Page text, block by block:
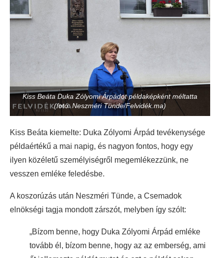
Kiss Beáta Duka Zólyomi Árpádot példaképként méltatta
(fotó: Neszméri Tünde/Felvidék.ma)
Kiss Beáta kiemelte: Duka Zólyomi Árpád tevékenysége
példaértékű a mai napig, és nagyon fontos, hogy egy
ilyen közéletű személyiségről megemlékezzünk, ne
vesszen emléke feledésbe.
A koszorúzás után Neszméri Tünde, a Csemadok
elnökségi tagja mondott zárszót, melyben így szólt:
„Bízom benne, hogy Duka Zólyomi Árpád emléke
tovább él, bízom benne, hogy az az emberség, ami